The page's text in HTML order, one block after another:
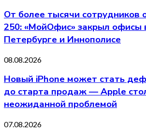
От более тысячи сотрудников
250: «МойОфис» закрыл офисы
Петербурге и Иннополисе
08.08.2026
Новый iPhone может стать
до старта продаж — Apple
неожиданной проблемой
07.08.2026